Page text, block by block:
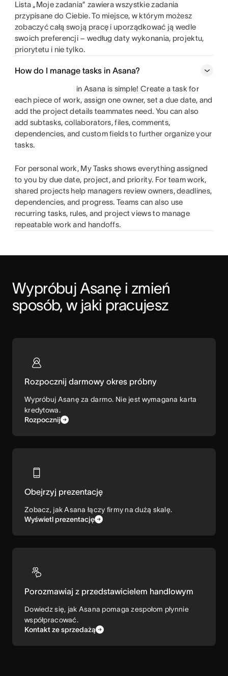
Lista „Moje zadania” zawiera wszystkie zadania
przypisane do Ciebie. To miejsce, w którym możesz
zobaczyć całą swoją pracę i uporządkować ją wedle
swoich preferencji – według daty wykonania, projektu,
priorytetu i nie tylko.
How do I manage tasks in Asana?
in Asana is simple! Create a task for
each piece of work, assign one owner, set a due date, and
add the project details teammates need. You can also
add subtasks, collaborators, files, comments,
dependencies, and custom fields to further organize your
tasks.
For personal work, My Tasks shows everything assigned
to you by due date, project, and priority. For team work,
shared projects help managers review owners, deadlines,
dependencies, and progress. Teams can also use
recurring tasks, rules, and project views to manage
repeatable work and handoffs.
Wypróbuj Asanę i zmień
sposób, w jaki pracujesz
Rozpocznij darmowy okres próbny
Wypróbuj Asanę za darmo. Nie jest wymagana karta
kredytowa.
Rozpocznij
Obejrzyj prezentację
Zobacz, jak Asana łączy firmy na dużą skalę.
Wyświetl prezentację
Porozmawiaj z przedstawicielem handlowym
Dowiedz się, jak Asana pomaga zespołom płynnie
współpracować.
Kontakt ze sprzedażą